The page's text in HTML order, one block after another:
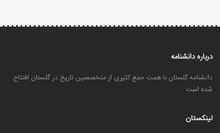
درباره دانشنامه
دانشنامه گلستان با همت جمع کثیری از متخصصین تاریخ در گلستان افتتاح
شده است
لینکستان